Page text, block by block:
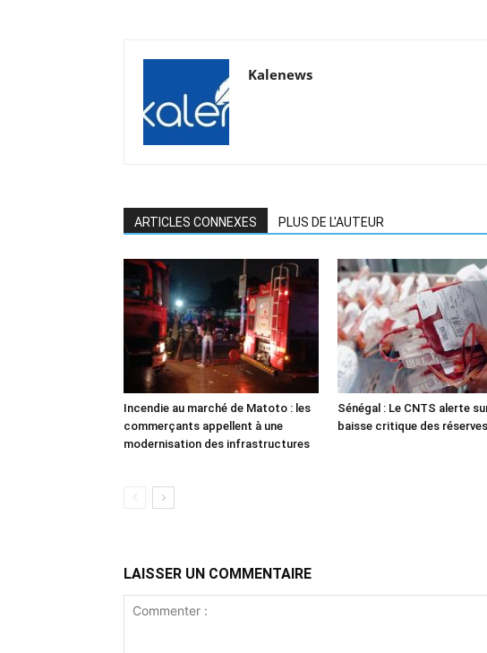
Kalenews
ARTICLES CONNEXES PLUS DE L'AUTEUR
Incendie au marché de Matoto : les
commerçants appellent à une
modernisation des infrastructures
Sénégal : Le CNTS alerte
baisse critique des
LAISSER UN COMMENTAIRE